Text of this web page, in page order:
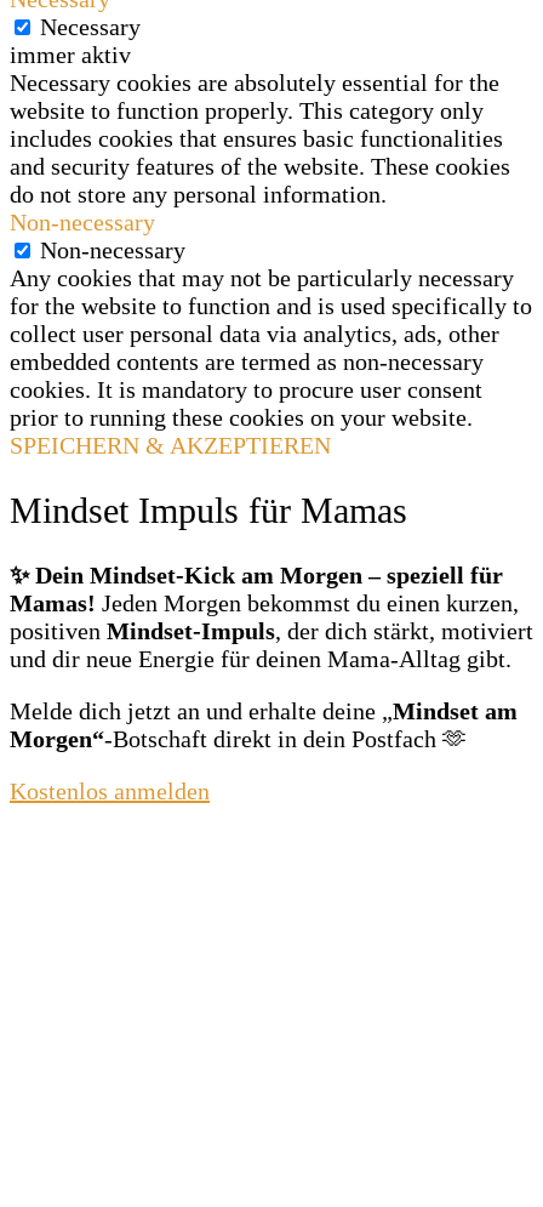
Necessary
immer aktiv
Necessary cookies are absolutely essential for the
website to function properly. This category only
includes cookies that ensures basic functionalities
and security features of the website. These cookies
do not store any personal information.
Non-necessary
Non-necessary
Any cookies that may not be particularly necessary
for the website to function and is used specifically to
collect user personal data via analytics, ads, other
embedded contents are termed as non-necessary
cookies. It is mandatory to procure user consent
prior to running these cookies on your website.
SPEICHERN & AKZEPTIEREN
Mindset Impuls für Mamas
✨ Dein Mindset‑Kick am Morgen – speziell für
Mamas! Jeden Morgen bekommst du einen kurzen,
positiven Mindset‑Impuls, der dich stärkt, motiviert
und dir neue Energie für deinen Mama‑Alltag gibt.
Melde dich jetzt an und erhalte deine „Mindset am
Morgen“‑Botschaft direkt in dein Postfach 🫶
Kostenlos anmelden